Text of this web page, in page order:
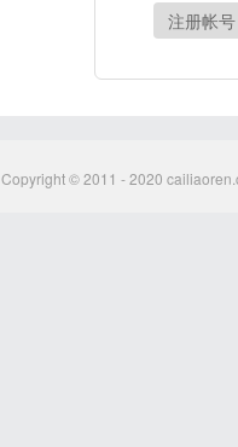
注册帐号
Copyright © 2011 - 2020